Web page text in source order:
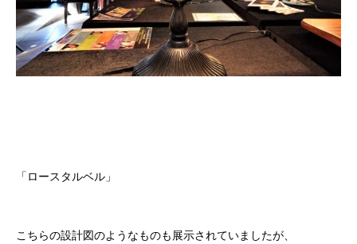
「ロースタルベル」
こちらの設計図のようなものも展示されていましたが、